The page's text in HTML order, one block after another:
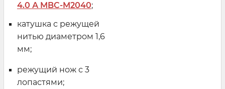
4.0 А MBC-M2040;
катушка с режущей
нитью диаметром 1,6
мм;
режущий нож с 3
лопастями;